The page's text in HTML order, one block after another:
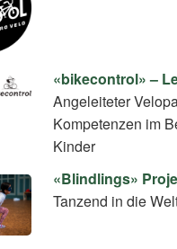
«bikecontrol» –
Angeleiteter
Kompetenzen im
Kinder
«Blindlings»
Tanzend in die